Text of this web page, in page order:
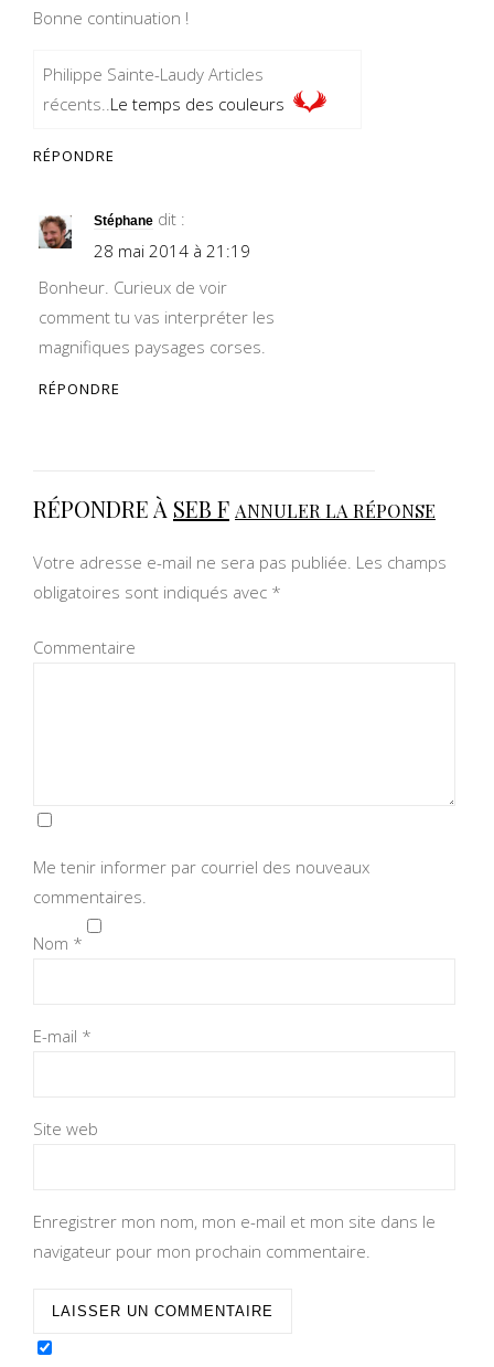
Bonne continuation !
Philippe Sainte-Laudy Articles
récents..Le temps des couleurs
RÉPONDRE
Stéphane dit :
28 mai 2014 à 21:19
Bonheur. Curieux de voir
comment tu vas interpréter les
magnifiques paysages corses.
RÉPONDRE
RÉPONDRE À SEB F ANNULER LA RÉPONSE
Votre adresse e-mail ne sera pas publiée. Les champs
obligatoires sont indiqués avec *
Commentaire
Me tenir informer par courriel des nouveaux
commentaires.
Nom *
E-mail *
Site web
Enregistrer mon nom, mon e-mail et mon site dans le
navigateur pour mon prochain commentaire.